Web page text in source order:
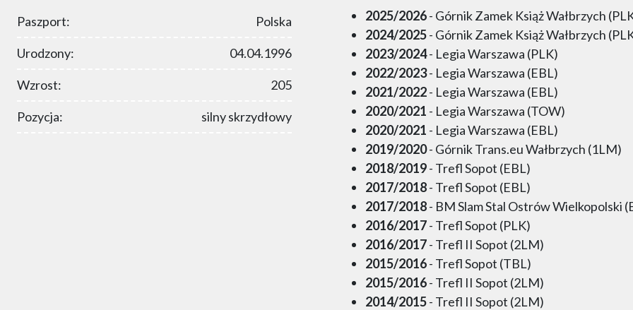
Paszport: Polska
Urodzony: 04.04.1996
Wzrost: 205
Pozycja: silny skrzydłowy
2025/2026- Górnik Zamek Książ Wałbrzych
2024/2025- Górnik Zamek Książ Wałbrzych
2023/2024- Legia Warszawa (PLK)
2022/2023- Legia Warszawa (EBL)
2021/2022- Legia Warszawa (EBL)
2020/2021 - Legia Warszawa (TOW)
2020/2021 - Legia Warszawa (EBL)
2019/2020- Górnik Trans.eu Wałbrzych (1LM)
2018/2019- Trefl Sopot (EBL)
2017/2018- Trefl Sopot (EBL)
2017/2018- BM Slam Stal Ostrów Wielkopolski
2016/2017- Trefl Sopot (PLK)
2016/2017- Trefl II Sopot (2LM)
2015/2016- Trefl Sopot (TBL)
2015/2016- Trefl II Sopot (2LM)
2014/2015- Trefl II Sopot (2LM)